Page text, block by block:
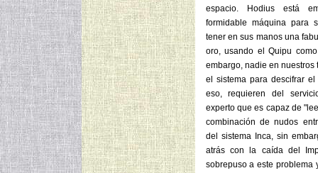
espacio. Hodius está
formidable máquina para
tener en sus manos una
oro, usando el Quipu
embargo, nadie en
el sistema para descifrar
eso, requieren del
experto que es capaz de
combinación de nudos
del sistema Inca, sin
atrás con la caída del
sobrepuso a este problema